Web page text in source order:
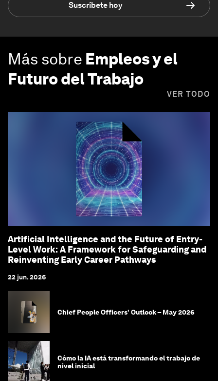
Suscríbete hoy
Más sobre Empleos y el
Futuro del Trabajo
VER TODO
Artificial Intelligence and the Future of Entry-
Level Work: A Framework for Safeguarding and
Reinventing Early Career Pathways
22 jun. 2026
Chief People Officers’ Outlook – May 2026
Cómo la IA está transformando el trabajo de
nivel inicial